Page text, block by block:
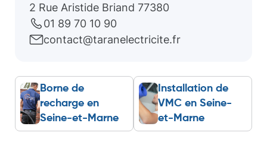
2 Rue Aristide Briand 77380
01 89 70 10 90
contact@taranelectricite.fr
Borne de
recharge en
Seine-et-Marne
Installation de
VMC en Seine-
et-Marne